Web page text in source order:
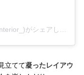
立てて凝ったレイアウ